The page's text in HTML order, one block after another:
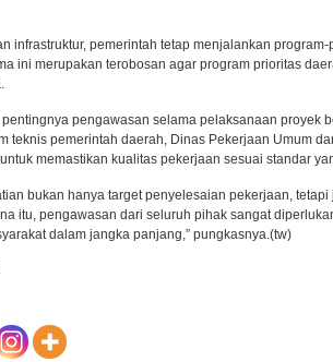
infrastruktur, pemerintah tetap menjalankan
ini merupakan terobosan agar program prioritas
pentingnya pengawasan selama pelaksanaan proyek
teknis pemerintah daerah, Dinas Pekerjaan Umum
memastikan kualitas pekerjaan sesuai standar
bukan hanya target penyelesaian pekerjaan,
itu, pengawasan dari seluruh pihak sangat
dalam jangka panjang,” pungkasnya.(tw)